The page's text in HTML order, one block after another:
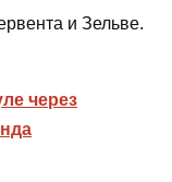
и Зельве.
через